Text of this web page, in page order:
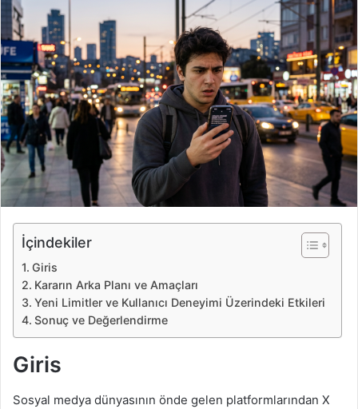
-
p
o
s
n
e
İçindekiler
Giris
Kararın Arka Planı ve Amaçları
Yeni Limitler ve Kullanıcı Deneyimi Üzerindeki Etkileri
Sonuç ve Değerlendirme
Giris
Sosyal medya dünyasının önde gelen platformlarından X